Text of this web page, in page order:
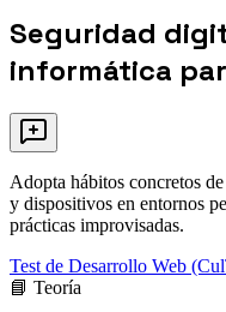
Seguridad
informática
Adopta hábitos concretos
y dispositivos en entornos
prácticas improvisadas.
Test de Desarrollo Web
📘 Teoría